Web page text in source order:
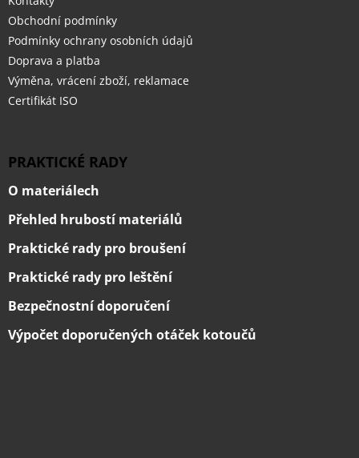
Obchodní podmínky
Podmínky ochrany osobních údajů
Doprava a platba
Výměna, vrácení zboží, reklamace
Certifikát ISO
PRAKTICKÉ RADY
O materiálech
Přehled hrubostí materiálů
Praktické rady pro broušení
Praktické rady pro leštění
Bezpečnostní doporučení
Výpočet doporučených otáček kotoučů